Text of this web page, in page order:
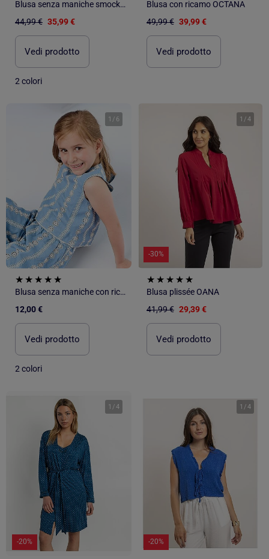
Blusa senza maniche smock OZAKIA
44,99 € 35,99 €
Vedi prodotto
2 colori
Blusa con ricamo OCTANA
49,99 € 39,99 €
Vedi prodotto
1 / 6
Blusa senza maniche con ricami all-over
12,00 €
Vedi prodotto
2 colori
1 /4
-30%
Blusa plissée OANA
41,99 € 29,39 €
Vedi prodotto
1 /4
-20%
1 /4
-20%